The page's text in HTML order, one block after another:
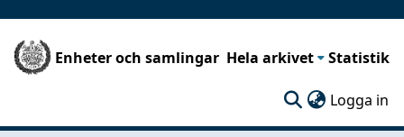
Enheter och samlingar Hela arkivet Statistik
Logga in